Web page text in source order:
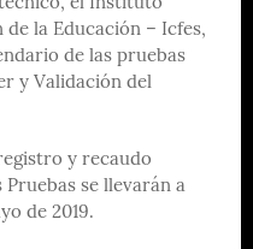
el Instituto
la Educación – Icfes,
de las pruebas
y Validación del
y recaudo
se llevarán a
de 2019.